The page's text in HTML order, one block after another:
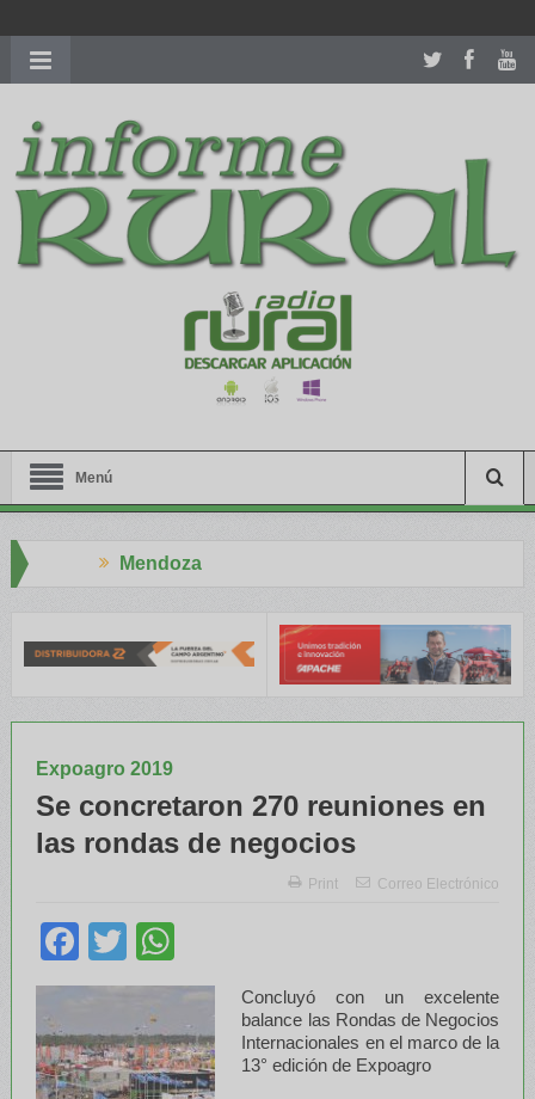
richardmillereplica
women.patekphilippe.tofor sale in usa recognized command with
dining room table ceremony. welcome to our
perfectwatches.is
shop. best youngsexdoll.comwith professional customer
services. 1: 1 design high
https://reallydiamond.com/
Menú
Expoagro 2019
Se concretaron 270 reuniones en
las rondas de negocios
Print Correo Electrónico
Facebook
Twitter
Concluyó con un excelente
balance las Rondas de Negocios
Internacionales en el marco de la
13° edición de Expoagro